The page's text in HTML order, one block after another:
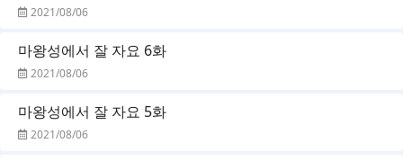
2021/08/06
마왕성에서 잘 자요 6화
2021/08/06
마왕성에서 잘 자요 5화
2021/08/06